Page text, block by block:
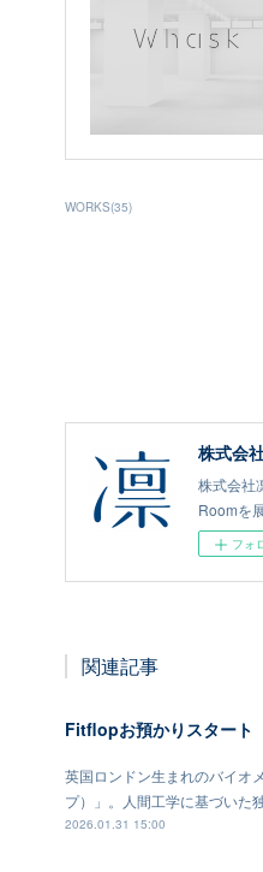
WORKS(35)
株式会
株式会社
Roomを
フォ
関連記事
Fitflopお預かりスタート
英国ロンドン生まれのバイオ
プ）」。人間工学に基づいた
2026.01.31 15:00